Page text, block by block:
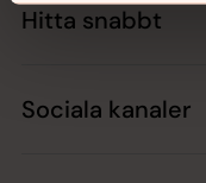
Hitta snabbt
Sociala kanaler